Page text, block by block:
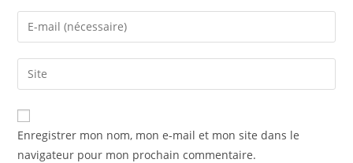
Enregistrer mon nom, mon e-mail et mon site dans le
navigateur pour mon prochain commentaire.